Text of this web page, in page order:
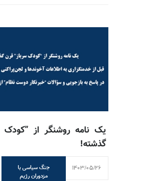
یک نامه روشنگر از ”کودک
گذشته!
جنگ سیاسی با
مزدوران رژیم
1403/05/26